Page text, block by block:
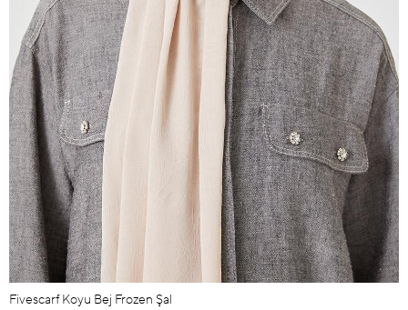
Fivescarf Koyu Bej Frozen Şal